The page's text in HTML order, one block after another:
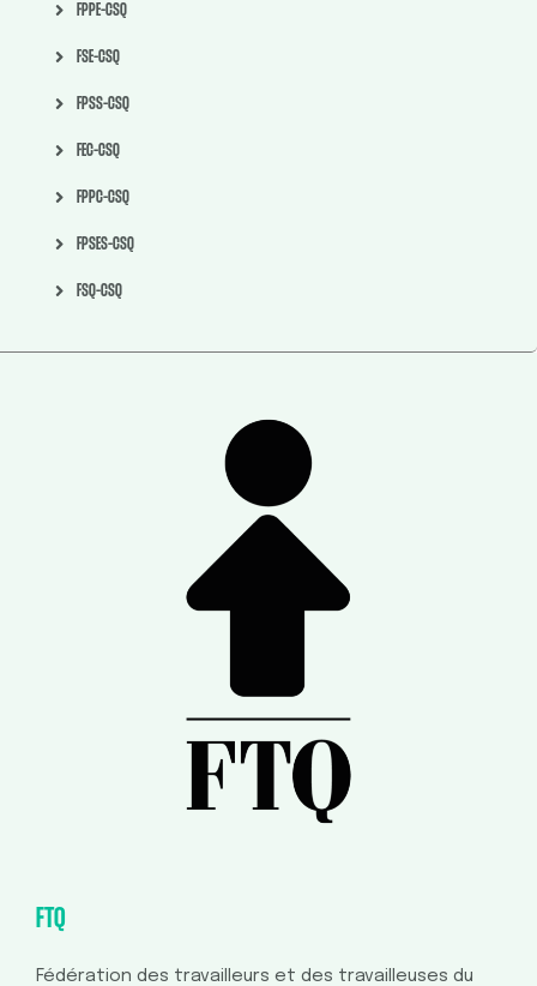
FPPE-CSQ
FSE-CSQ
FPSS-CSQ
FEC-CSQ
FPPC-CSQ
FPSES-CSQ
FSQ-CSQ
FTQ
Fédération des travailleurs et des travailleuses du